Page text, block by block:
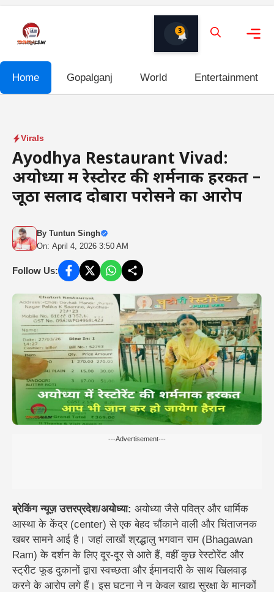
content
3
Home Gopalganj World Entertainment
Virals
Ayodhya Restaurant Vivad:
अयोध्या में रेस्टोरेंट की शर्मनाक हरकत –
जूठा सलाद दोबारा परोसने का आरोप
By Tuntun Singh
On: April 4, 2026 3:50 AM
Follow Us:
---Advertisement---
ब्रेकिंग न्यूज़ उत्तरप्रदेश/अयोध्या: अयोध्या जैसे पवित्र और धार्मिक
आस्था के केंद्र (center) से एक बेहद चौंकाने वाली और चिंताजनक
खबर सामने आई है। जहां लाखों श्रद्धालु भगवान राम (Bhagawan
Ram) के दर्शन के लिए दूर-दूर से आते हैं, वहीं कुछ रेस्टोरेंट और
स्ट्रीट फूड दुकानों द्वारा स्वच्छता और ईमानदारी के साथ खिलवाड़
करने के आरोप लगे हैं। इस घटना ने न केवल खाद्य सुरक्षा के मानकों